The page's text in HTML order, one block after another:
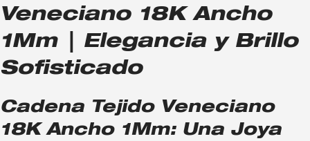
Veneciano 18K Ancho
1Mm | Elegancia y Brillo
Sofisticado
Cadena Tejido Veneciano
18K Ancho 1Mm: Una Joya